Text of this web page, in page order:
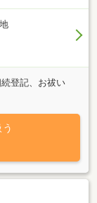
登記、お祓い